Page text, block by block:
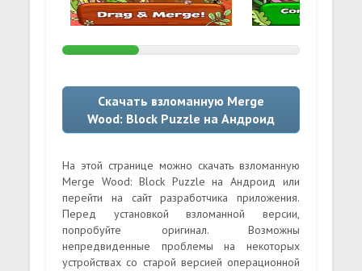
Скачать взломанную Merge
Wood: Block Puzzle на Андроид
На этой странице можно скачать взломанную
Merge Wood: Block Puzzle на Андроид или
перейти на сайт разработчика приложения.
Перед установкой взломанной версии,
попробуйте оригинал. Возможны
непредвиденные проблемы на некоторых
устройствах со старой версией операционной